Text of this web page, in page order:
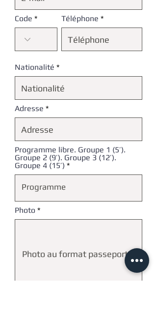
Code Téléphone
Nationalité
Adresse
Programme libre. Groupe 1 (5’).
Groupe 2 (9’). Groupe 3 (12’).
Groupe 4 (15’)
Photo
Photo au format passeport